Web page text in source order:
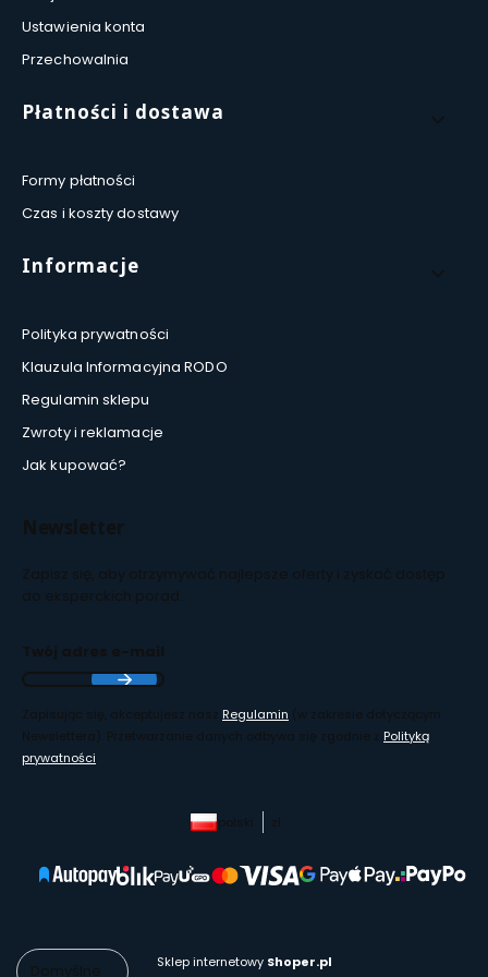
Domyślne
Ustawienia konta
Przechowalnia
Płatności i dostawa
Formy płatności
Czas i koszty dostawy
Informacje
Polityka prywatności
Klauzula Informacyjna RODO
Regulamin sklepu
Zwroty i reklamacje
Jak kupować?
Newsletter
Zapisz się, aby otrzymywać najlepsze oferty i zyskać dostęp
do eksperckich porad.
Twój adres e-mail
Zapisując się, akceptujesz nasz Regulamin (w zakresie dotyczącym
Newslettera). Przetwarzanie danych odbywa się zgodnie z Polityką
prywatności
polski zł
Sklep internetowy Shoper.pl